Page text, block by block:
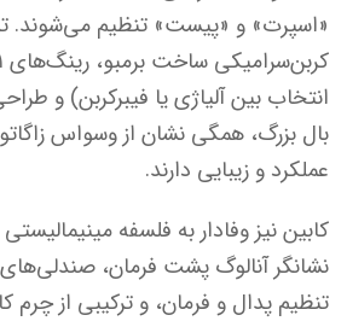
«اسپرت» و «پیست» تنظیم می‌شوند.
انتخاب بین آلیاژی یا فیبرکربن) و
بال بزرگ، همگی نشان از وسواس
عملکرد و زیبایی دارند.
کابین نیز وفادار به فلسفه
نشانگر آنالوگ پشت فرمان، صندلی‌های
تنظیم پدال و فرمان، و ترکیبی از چرم